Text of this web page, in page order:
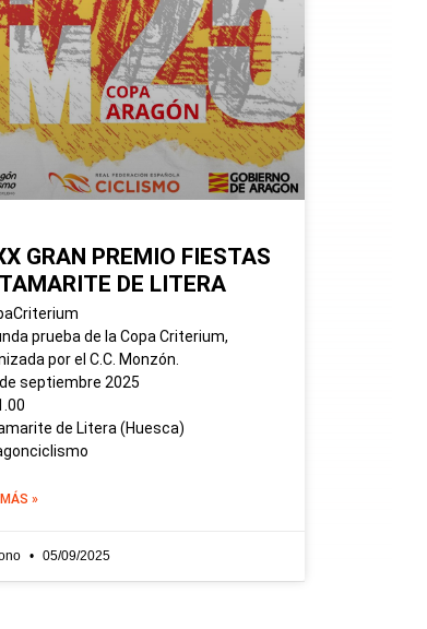
GRAN PREMIO FIESTAS
DE LITERA
prueba de la Copa Criterium,
por el C.C. Monzón.
septiembre 2025
de Litera (Huesca)
»
05/09/2025